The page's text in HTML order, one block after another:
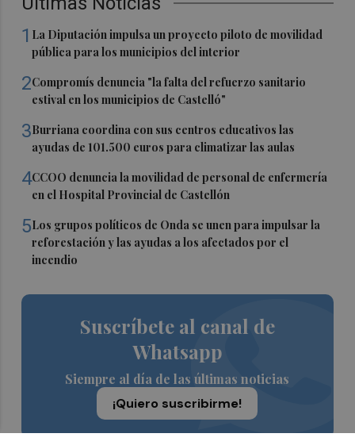
1 La Diputación impulsa un proyecto piloto de movilidad
pública para los municipios del interior
2Compromís denuncia "la falta del refuerzo sanitario
estival en los municipios de Castelló"
3Burriana coordina con sus centros educativos las
ayudas de 101.500 euros para climatizar las aulas
4CCOO denuncia la movilidad de personal de enfermería
en el Hospital Provincial de Castellón
5Los grupos políticos de Onda se unen para impulsar la
reforestación y las ayudas a los afectados por el
incendio
Suscríbete al canal de
Whatsapp
Siempre al día de las últimas noticias
¡Quiero suscribirme!